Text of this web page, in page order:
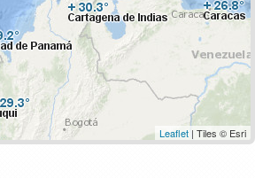
Leaflet | Tiles © Esri